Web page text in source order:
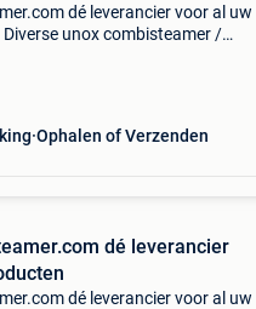
dé leverancier voor al uw
unox combisteamer /
Ophalen of Verzenden
dé leverancier
dé leverancier voor al uw